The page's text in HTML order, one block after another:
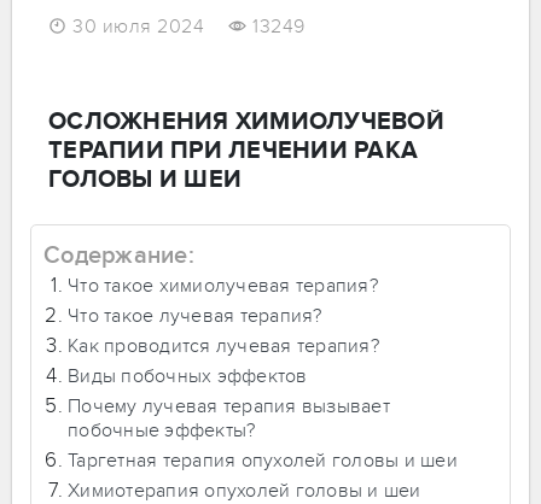
30 июля 2024
13249
ОСЛОЖНЕНИЯ ХИМИОЛУЧЕВОЙ
ТЕРАПИИ ПРИ ЛЕЧЕНИИ РАКА
ГОЛОВЫ И ШЕИ
Содержание:
Что такое химиолучевая терапия?
Что такое лучевая терапия?
Как проводится лучевая терапия?
Виды побочных эффектов
Почему лучевая терапия вызывает
побочные эффекты?
Таргетная терапия опухолей головы и шеи
Химиотерапия опухолей головы и шеи